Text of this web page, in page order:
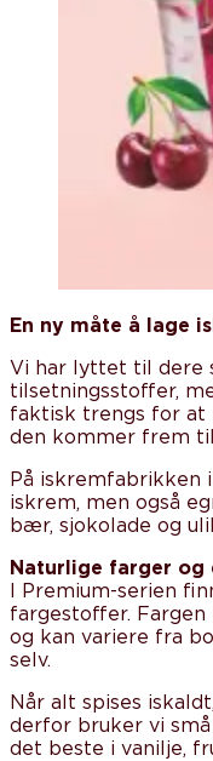
En ny måte å lage
Vi har lyttet til dere
tilsetningsstoffer,
faktisk trengs for at
den kommer frem
På iskremfabrikken
iskrem, men også
bær, sjokolade og
Naturlige farger og
I Premium-serien
fargestoffer.
og kan variere fra
selv.
Når alt spises
derfor bruker vi
det beste i vanilje,